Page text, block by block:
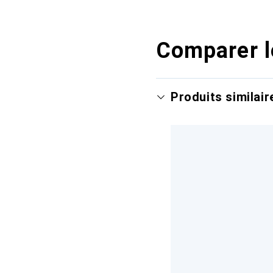
Comparer
Produits